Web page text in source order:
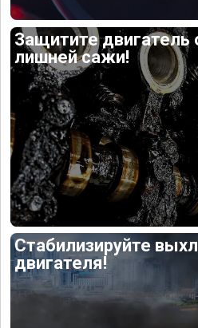
Защитите двигатель
лишней сажи!
Стабилизируйте
двигателя!